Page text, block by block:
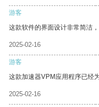
游客
这款软件的界面设计非常简洁，
2025-02-16
游客
这款加速器VPM应用程序已经
2025-02-16